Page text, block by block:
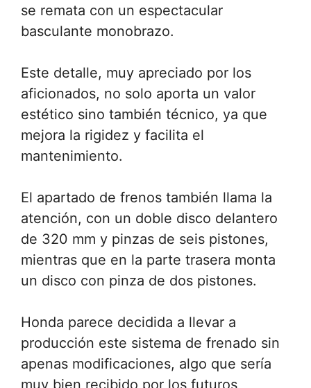
se remata con un espectacular
basculante monobrazo.
Este detalle, muy apreciado por los
aficionados, no solo aporta un valor
estético sino también técnico, ya que
mejora la rigidez y facilita el
mantenimiento.
El apartado de frenos también llama la
atención, con un doble disco delantero
de 320 mm y pinzas de seis pistones,
mientras que en la parte trasera monta
un disco con pinza de dos pistones.
Honda parece decidida a llevar a
producción este sistema de frenado sin
apenas modificaciones, algo que sería
muy bien recibido por los futuros